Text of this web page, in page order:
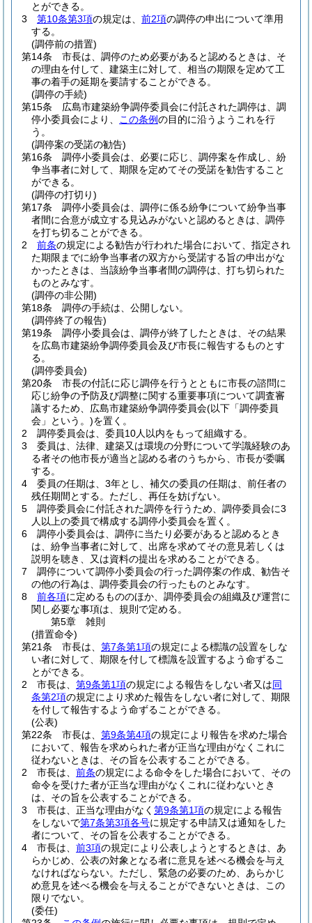
とができる。
3
第10条第3項の規定は、 前2項の調停の申出について準用
する。
(調停前の措置)
第14条
市長は、調停のため必要があると認めるときは、そ
の理由を付して、建築主に対して、相当の期限を定めて工
事の着手の延期を要請することができる。
(調停の手続)
第15条
広島市建築紛争調停委員会に付託された調停は、調
停小委員会により、
この条例の目的に沿うようこれを行
う。
(調停案の受諾の勧告)
第16条
調停小委員会は、必要に応じ、調停案を作成し、紛
争当事者に対して、期限を定めてその受諾を勧告すること
ができる。
(調停の打切り)
第17条
調停小委員会は、調停に係る紛争について紛争当事
者間に合意が成立する見込みがないと認めるときは、調停
を打ち切ることができる。
2
前条の規定による勧告が行われた場合において、指定され
た期限までに紛争当事者の双方から受諾する旨の申出がな
かったときは、当該紛争当事者間の調停は、打ち切られた
ものとみなす。
(調停の非公開)
第18条
調停の手続は、公開しない。
(調停終了の報告)
第19条
調停小委員会は、調停が終了したときは、その結果
を広島市建築紛争調停委員会及び市長に報告するものとす
る。
(調停委員会)
第20条
市長の付託に応じ調停を行うとともに市長の諮問に
応じ紛争の予防及び調整に関する重要事項について調査審
議するため、広島市建築紛争調停委員会(以下「調停委員
会」という。)を置く。
2
調停委員会は、委員10人以内をもって組織する。
3
委員は、法律、建築又は環境の分野について学識経験のあ
る者その他市長が適当と認める者のうちから、市長が委嘱
する。
4
委員の任期は、3年とし、補欠の委員の任期は、前任者の
残任期間とする。 ただし、再任を妨げない。
5
調停委員会に付託された調停を行うため、調停委員会に3
人以上の委員で構成する調停小委員会を置く。
6
調停小委員会は、調停に当たり必要があると認めるとき
は、紛争当事者に対して、出席を求めてその意見若しくは
説明を聴き、又は資料の提出を求めることができる。
7
調停について調停小委員会の行った調停案の作成、勧告そ
の他の行為は、調停委員会の行ったものとみなす。
8
前各項に定めるもののほか、調停委員会の組織及び運営に
関し必要な事項は、規則で定める。
第5章
雑則
(措置命令)
第21条
市長は、 第7条第1項の規定による標識の設置をしな
い者に対して、期限を付して標識を設置するよう命ずるこ
とができる。
2
市長は、 第9条第1項の規定による報告をしない者又は同
条第2項の規定により求めた報告をしない者に対して、期限
を付して報告するよう命ずることができる。
(公表)
第22条
市長は、 第9条第4項の規定により報告を求めた場合
において、報告を求められた者が正当な理由がなくこれに
従わないときは、その旨を公表することができる。
2
市長は、 前条の規定による命令をした場合において、その
命令を受けた者が正当な理由がなくこれに従わないとき
は、その旨を公表することができる。
3
市長は、正当な理由がなく 第9条第1項の規定による報告
をしないで第7条第3項各号に規定する申請又は通知をした
者について、その旨を公表することができる。
4
市長は、 前3項の規定により公表しようとするときは、あ
らかじめ、公表の対象となる者に意見を述べる機会を与え
なければならない。 ただし、緊急の必要のため、あらかじ
め意見を述べる機会を与えることができないときは、この
限りでない。
(委任)